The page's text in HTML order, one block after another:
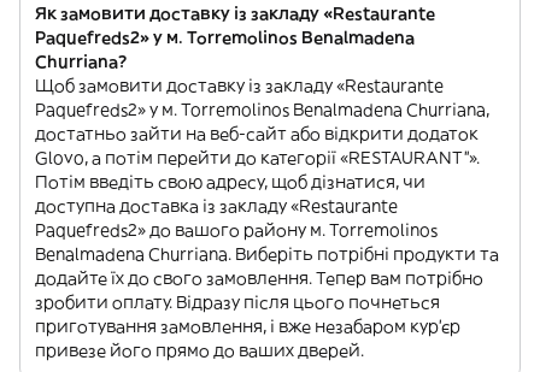
Як замовити доставку із закладу «Restaurante
Paquefreds2» у м. Torremolinos Benalmadena
Churriana?
Щоб замовити доставку із закладу «Restaurante
Paquefreds2» у м. Torremolinos Benalmadena Churriana,
достатньо зайти на веб-сайт або відкрити додаток
Glovo, а потім перейти до категорії «RESTAURANT”».
Потім введіть свою адресу, щоб дізнатися, чи
доступна доставка із закладу «Restaurante
Paquefreds2» до вашого району м. Torremolinos
Benalmadena Churriana. Виберіть потрібні продукти та
додайте їх до свого замовлення. Тепер вам потрібно
зробити оплату. Відразу після цього почнеться
приготування замовлення, і вже незабаром кур'єр
привезе його прямо до ваших дверей.